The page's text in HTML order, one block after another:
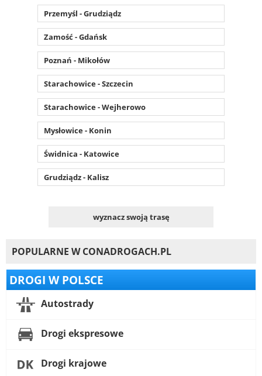
Przemyśl - Grudziądz
Zamość - Gdańsk
Poznań - Mikołów
Starachowice - Szczecin
Starachowice - Wejherowo
Mysłowice - Konin
Świdnica - Katowice
Grudziądz - Kalisz
wyznacz swoją trasę
POPULARNE W CONADROGACH.PL
DROGI W POLSCE
Autostrady
Drogi ekspresowe
Drogi krajowe